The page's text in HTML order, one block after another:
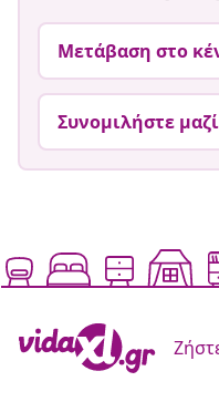
Μετάβαση στο
Συνομιλήστε